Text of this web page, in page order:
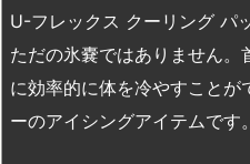
U-フレックス クーリング パ
ただの氷嚢ではありません
に効率的に体を冷やすことが
ーのアイシングアイテムです。